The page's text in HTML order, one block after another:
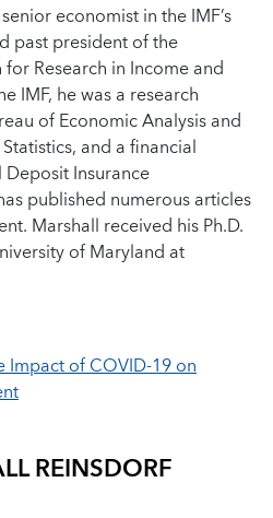
economist in the IMF’s
past president of the
Research in Income and
IMF, he was a research
of Economic Analysis and
and a financial
Insurance
published numerous articles
Marshall received his Ph.D.
of Maryland at
Impact of COVID-19 on
REINSDORF